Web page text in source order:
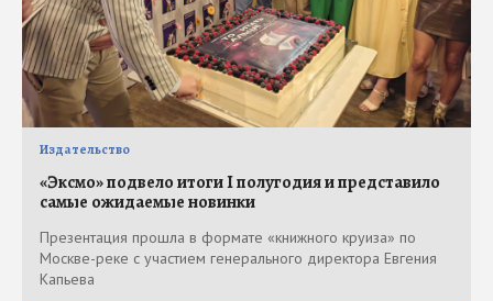
Издательство
«Эксмо» подвело итоги I полугодия и представило
самые ожидаемые новинки
Презентация прошла в формате «книжного круиза» по
Москве-реке с участием генерального директора Евгения
Капьева